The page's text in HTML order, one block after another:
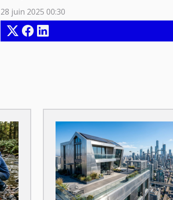
28 juin 2025 00:30